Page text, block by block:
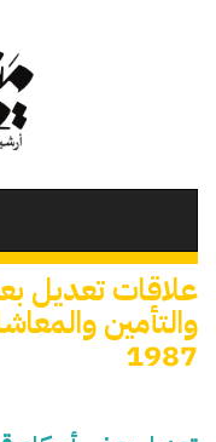
علاقات تعديل
والتأمين
1987